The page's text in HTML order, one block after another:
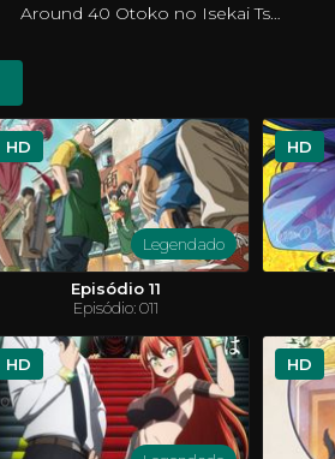
Around 40 Otoko no Isekai Tsuuhan
HD
Legendado
Episódio 11
Episódio: 011
HD
HD HD